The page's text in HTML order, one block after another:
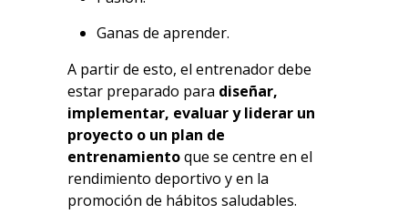
Ganas de aprender.
A partir de esto, el entrenador debe
estar preparado para diseñar,
implementar, evaluar y liderar un
proyecto o un plan de
entrenamientoque se centre en el
rendimiento deportivo y en la
promoción de hábitos saludables.